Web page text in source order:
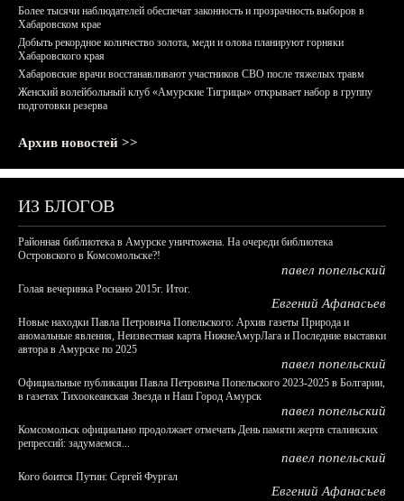
Более тысячи наблюдателей обеспечат законность и прозрачность выборов в
Хабаровском крае
Добыть рекордное количество золота, меди и олова планируют горняки
Хабаровского края
Хабаровские врачи восстанавливают участников СВО после тяжелых травм
Женский волейбольный клуб «Амурские Тигрицы» открывает набор в группу
подготовки резерва
Архив новостей >>
ИЗ БЛОГОВ
Районная библиотека в Амурске уничтожена. На очереди библиотека
Островского в Комсомольске?!
павел попельский
Голая вечеринка Роснано 2015г. Итог.
Евгений Афанасьев
Новые находки Павла Петровича Попельского: Архив газеты Природа и
аномальные явления, Неизвестная карта НижнеАмурЛага и Последние выставки
автора в Амурске по 2025
павел попельский
Официальные публикации Павла Петровича Попельского 2023-2025 в Болгарии,
в газетах Тихоокеанская Звезда и Наш Город Амурск
павел попельский
Комсомольск официально продолжает отмечать День памяти жертв сталинских
репрессий: задумаемся...
павел попельский
Кого боится Путин: Сергей Фургал
Евгений Афанасьев